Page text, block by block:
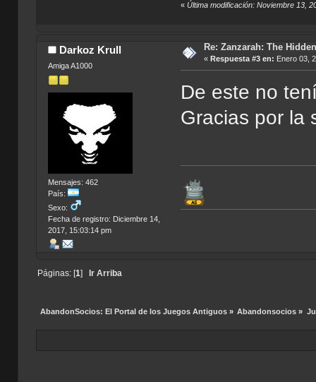
«Última modificación: Noviembre 13,
Darkoz Krull
Amiga A1000
Mensajes: 462
País:
Sexo:
Fecha de registro: Diciembre 14,
2017, 15:03:14 pm
Re: Zanzarah: The
« Respuesta #3 en: Enero 03,
De este no
Gracias por la
Páginas: [1] Ir Arriba
AbandonSocios: El Portal de los Juegos Antiguos» Abandonsocios »